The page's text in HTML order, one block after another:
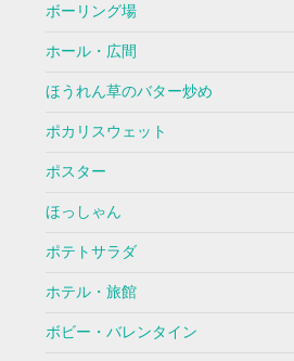
ボーリング場
ホール・広間
ほうれん草のバター炒め
ポカリスウェット
ポスター
ほっしゃん
ポテトサラダ
ホテル・旅館
ボビー・バレンタイン